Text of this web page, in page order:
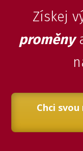
Získej
proměny
Chci